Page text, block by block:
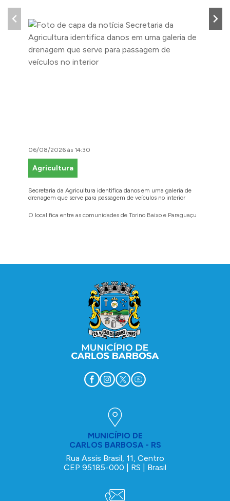
06/08/2026 às 14:30
Agricultura
Secretaria da Agricultura identifica danos em uma galeria de
drenagem que serve para passagem de veículos no interior
O local fica entre as comunidades de Torino Baixo e Paraguaçu
MUNICÍPIO DE
CARLOS BARBOSA - RS
Rua Assis Brasil, 11, Centro
CEP 95185-000 | RS | Brasil